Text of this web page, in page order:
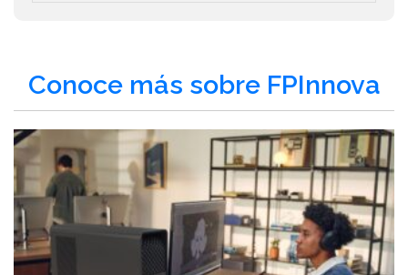
Conoce más sobre FPInnova